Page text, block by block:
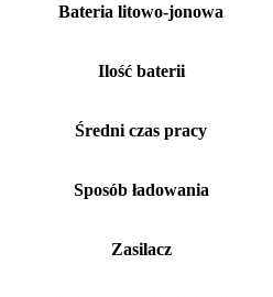
Bateria litowo-jonowa
Ilość baterii
Średni czas pracy
Sposób ładowania
Zasilacz